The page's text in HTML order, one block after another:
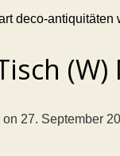
(W)
on 27. September